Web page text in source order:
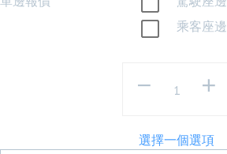
乘客座邊
選擇一個選項